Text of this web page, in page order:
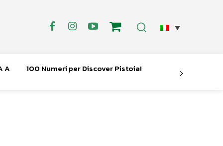
A 100 Numeri per Discover Pistoia!